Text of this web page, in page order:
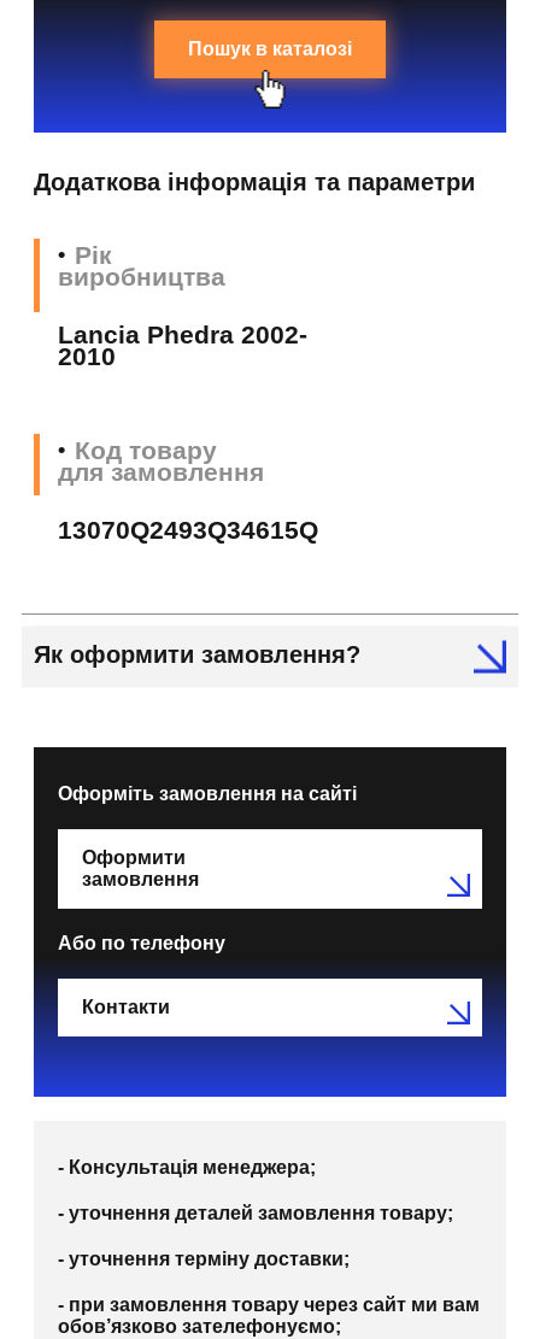
Пошук в каталозі
Додаткова інформація та параметри
Рік
виробництва
Lancia Phedra 2002-
2010
Код товару
для замовлення
13070Q2493Q34615Q
Як оформити замовлення?
Оформіть замовлення на сайті
Оформити
замовлення
Або по телефону
Контакти
- Консультація менеджера;
- уточнення деталей замовлення товару;
- уточнення терміну доставки;
- при замовлення товару через сайт ми вам
обов’язково зателефонуємо;